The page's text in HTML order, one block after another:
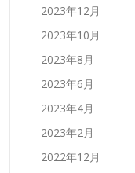
2023年12月
2023年10月
2023年8月
2023年6月
2023年4月
2023年2月
2022年12月